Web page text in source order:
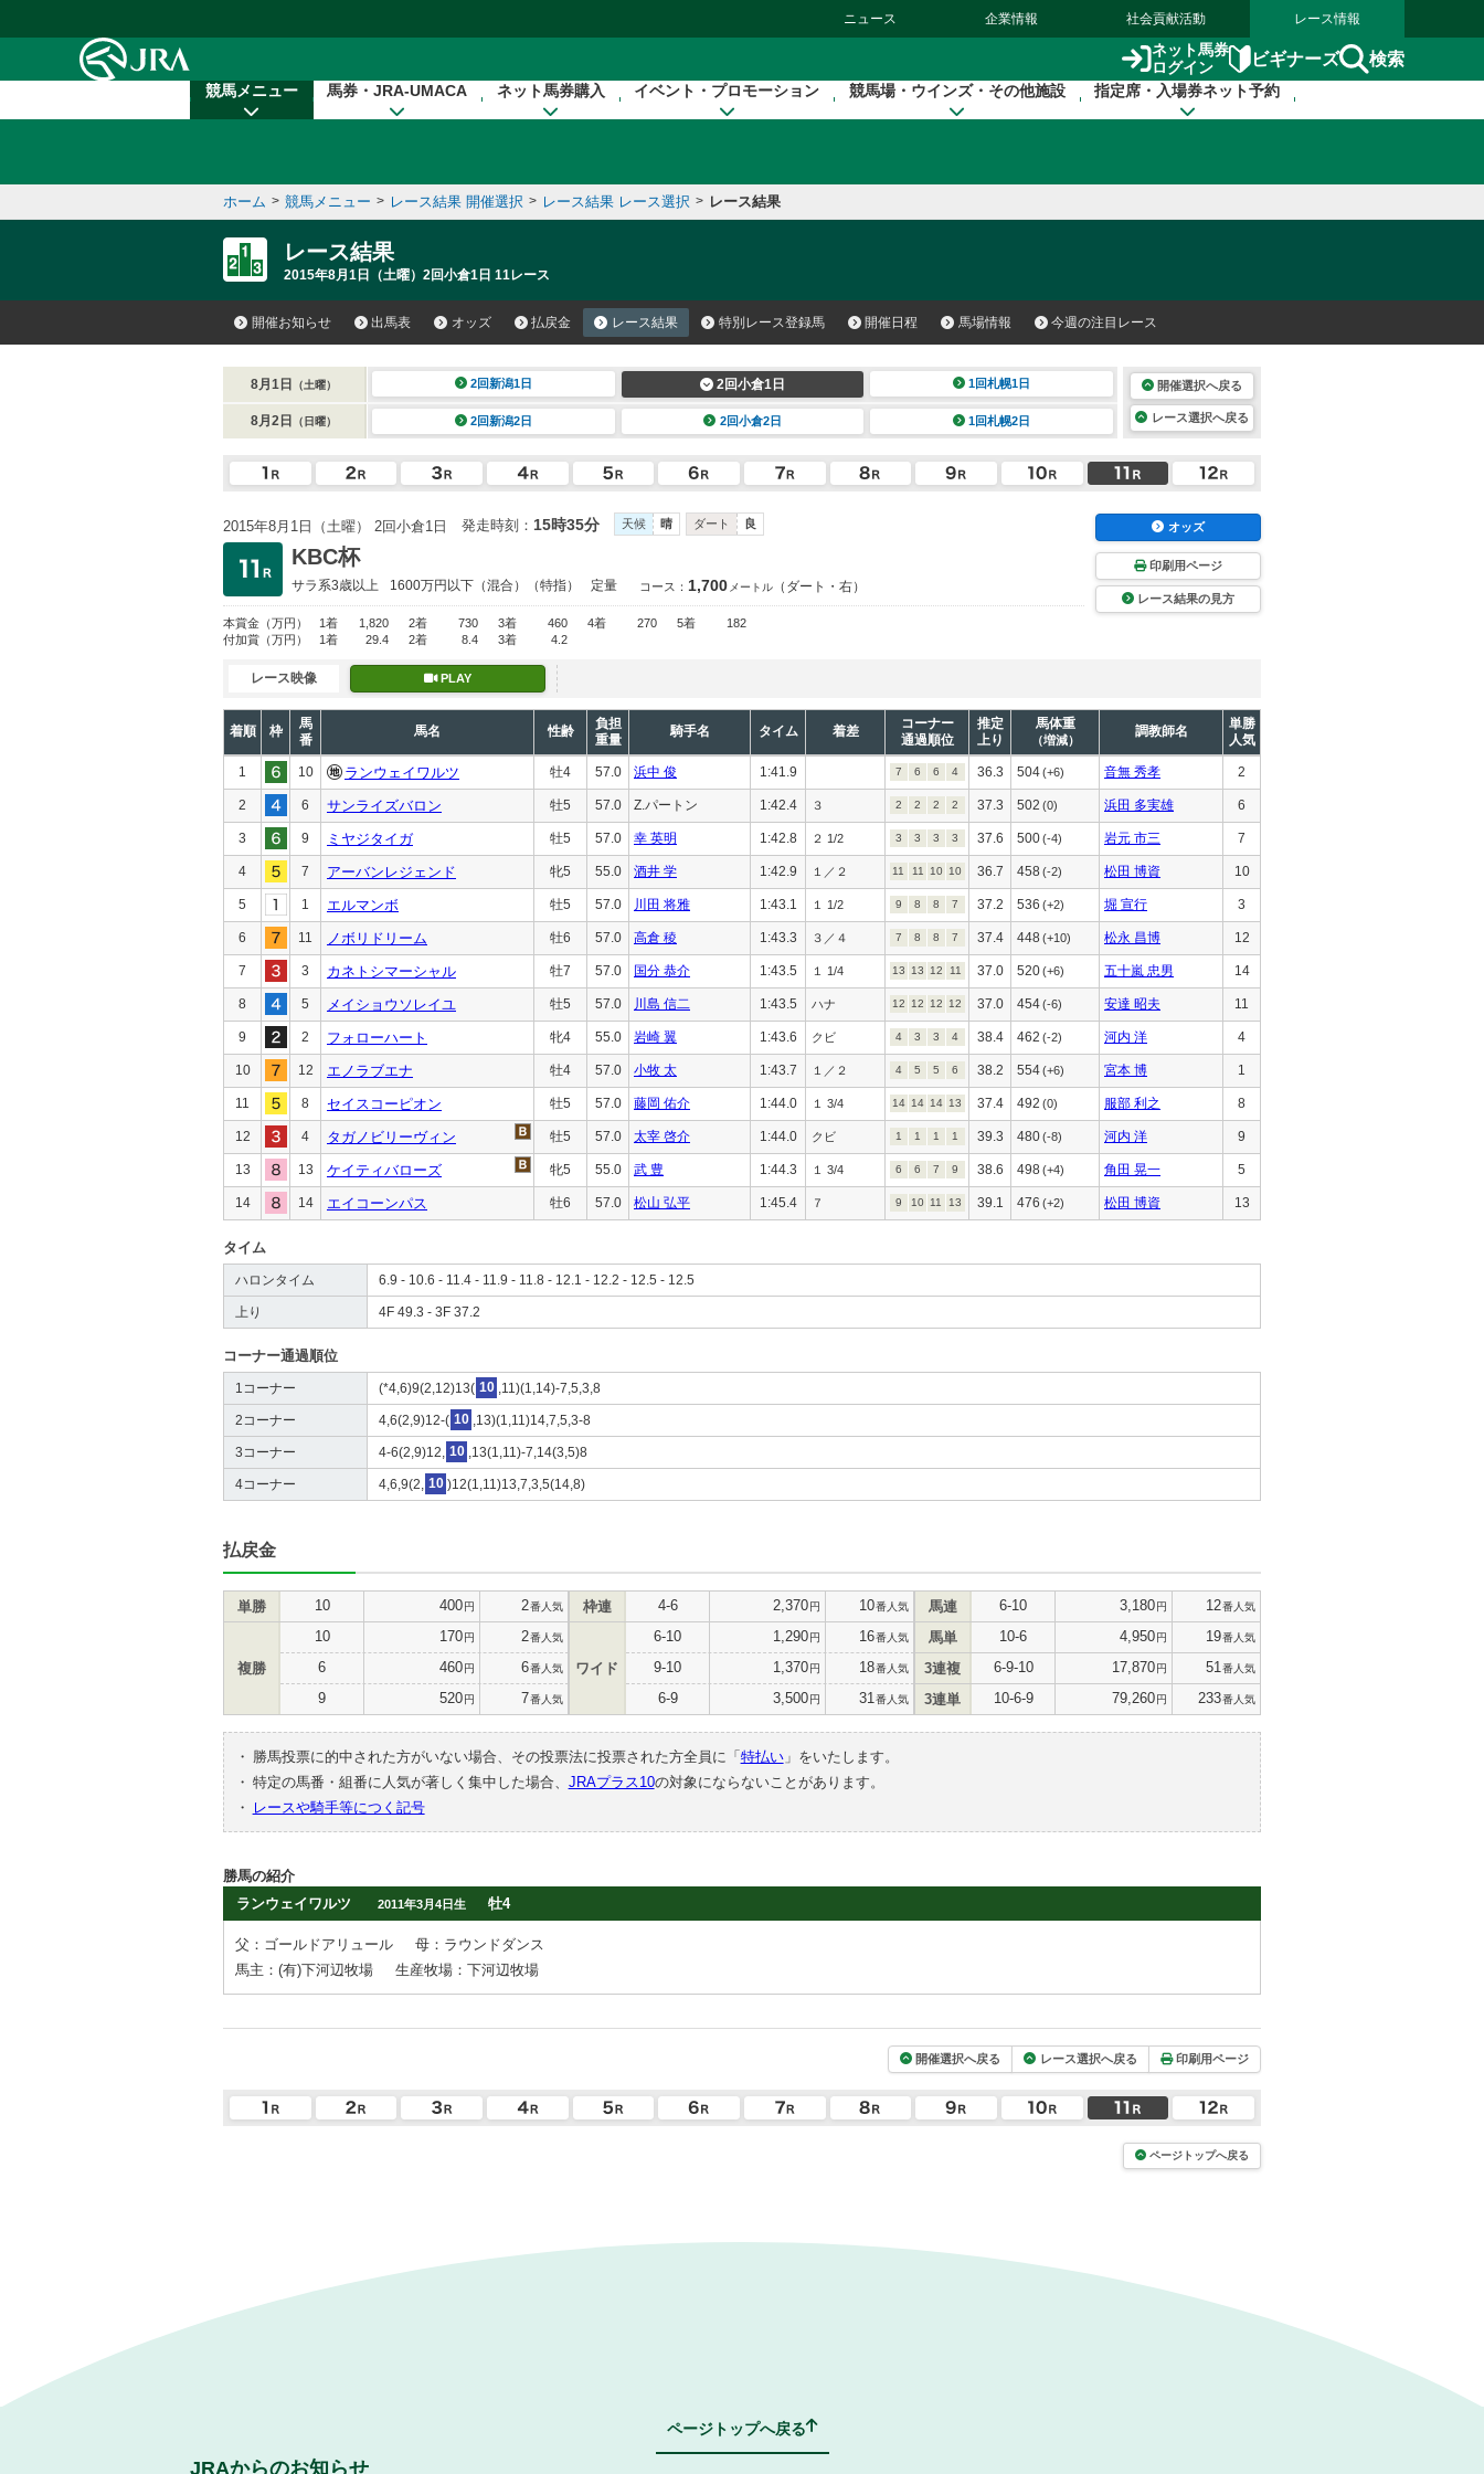
ニュース 企業情報 社会貢献活動 レース情報
ネット馬券
ログイン
ビギナーズ 検索
競馬メニュー 馬券・JRA-UMACA ネット馬券購入 イベント・プロモーション 競馬場・ウインズ・その他施設 指定席・入場券ネット予約
ホーム > 競馬メニュー > レース結果 開催選択 > レース結果 レース選択 > レース結果
レース結果
2015年8月1日（土曜）2回小倉1日 11レース
開催お知らせ 出馬表 オッズ 払戻金 レース結果 特別レース登録馬 開催日程 馬場情報 今週の注目レース
8月1日 （土曜） 2回新潟1日 2回小倉1日 1回札幌1日
8月2日 （日曜） 2回新潟2日 2回小倉2日 1回札幌2日
開催選択へ戻る
レース選択へ戻る
2015年8月1日（土曜） 2回小倉1日 発走時刻： 15時35分 天候 晴 ダート 良
KBC杯
サラ系3歳以上 1600万円以下 （混合）（特指） 定量 コース： 1,700 メートル （ダート・右）
本賞金 （万円） 1着 1,820 2着 730 3着 460 4着 270 5着
182
付加賞 （万円） 1着 29.4 2着 8.4 3着 4.2
オッズ
印刷用ページ
レース結果の見方
レース映像 PLAY
着順 枠
馬
番
馬名 性齢
負担
重量
騎手名 タイム 着差
コーナー
通過順位
推定
上り
馬体重
（増減）
調教師名
単勝
人気
1 10 ランウェイワルツ 牡4 57.0 浜中 俊 1:41.9 7 6 6 4 36.3 504(+6) 音無 秀孝 2
2 6 サンライズバロン 牡5 57.0 Z.パートン 1:42.4 ３ 2 2 2 2 37.3 502 (0) 浜田 多実雄 6
3 9 ミヤジタイガ 牡5 57.0 幸 英明 1:42.8 ２ 1/2 3 3 3 3 37.6 500(-4) 岩元 市三 7
4 7 アーバンレジェンド 牝5 55.0 酒井 学 1:42.9 １／２ 11 11 10 10 36.7 458 (-2) 松田 博資 10
5 1 エルマンボ 牡5 57.0 川田 将雅 1:43.1 １ 1/2 9 8 8 7 37.2 536 (+2) 堀 宣行 3
6 11 ノボリドリーム 牡6 57.0 高倉 稜 1:43.3 ３／４ 7 8 8 7 37.4 448 (+10) 松永 昌博 12
7 3 カネトシマーシャル 牡7 57.0 国分 恭介 1:43.5 １ 1/4 13 13 12 11 37.0 520(+6) 五十嵐 忠男 14
8 5 メイショウソレイユ 牡5 57.0 川島 信二 1:43.5 ハナ 12 12 12 12 37.0 454(-6) 安達 昭夫 11
9 2 フォローハート 牝4 55.0 岩崎 翼 1:43.6 クビ 4 3 3 4 38.4 462 (-2) 河内 洋 4
10 12 エノラブエナ 牡4 57.0 小牧 太 1:43.7 １／２ 4 5 5 6 38.2 554(+6) 宮本 博 1
11 8 セイスコーピオン 牡5 57.0 藤岡 佑介 1:44.0 １ 3/4 14 14 14 13 37.4 492 (0) 服部 利之 8
12 4 タガノビリーヴィン 牡5 57.0 太宰 啓介 1:44.0 クビ 1 1 1 1 39.3 480(-8) 河内 洋 9
13 13 ケイティバローズ 牝5 55.0 武 豊 1:44.3 １ 3/4 6 6 7 9 38.6 498(+4) 角田 晃一 5
14 14 エイコーンパス 牡6 57.0 松山 弘平 1:45.4 ７ 9 10 11 13 39.1 476 (+2) 松田 博資 13
タイム
ハロンタイム 6.9 - 10.6 - 11.4 - 11.9 - 11.8 - 12.1 - 12.2 - 12.5 - 12.5
上り 4F 49.3 - 3F 37.2
コーナー通過順位
1コーナー (*4,6)9(2,12)13( 10 ,11)(1,14)-7,5,3,8
2コーナー 4,6(2,9)12-( 10 ,13)(1,11)14,7,5,3-8
3コーナー 4-6(2,9)12, 10 ,13(1,11)-7,14(3,5)8
4コーナー 4,6,9(2, 10 )12(1,11)13,7,3,5(14,8)
払戻金
単勝 10 400円 2番人気
複勝
10 170円 2番人気
6 460円 6番人気
9 520円 7番人気
枠連 4-6 2,370円 10番人気
ワイド
6-10 1,290円 16番人気
9-10 1,370円 18番人気
6-9 3,500円 31 番人気
馬連 6-10 3,180円 12番人気
馬単 10-6 4,950円 19番人気
3連複 6-9-10 17,870円 51 番人気
3連単 10-6-9 79,260円 233番人気
・ 勝馬投票に的中された方がいない場合、その投票法に投票された方全員に「 特払い」をいたします。
・ 特定の馬番・組番に人気が著しく集中した場合、 JRAプラス10の対象にならないことがあります。
・
レースや騎手等につく記号
勝馬の紹介
ランウェイワルツ
2011年3月4日生 牡4
父：ゴールドアリュール
母：ラウンドダンス
馬主：(有)下河辺牧場
生産牧場：下河辺牧場
開催選択へ戻る レース選択へ戻る 印刷用ページ
ページトップへ戻る
ページトップへ戻る
JRAからのお知らせ